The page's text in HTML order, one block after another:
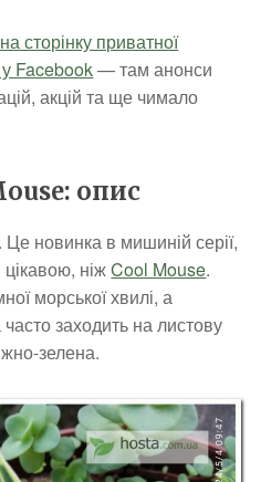
сторінку приватної
у Facebook— там анонси
акцій та ще чимало
опис
Це новинка в мишиній серії,
ніжCool Mouse.
морської хвилі, а
заходить на листову
зелена.